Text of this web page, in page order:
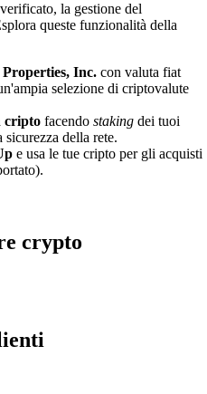
la gestione del
queste funzionalità della
Inc. con valuta fiat
selezione di criptovalute
cripto facendo staking dei tuoi
sicurezza della rete.
e usa le tue cripto per gli acquisti
crypto